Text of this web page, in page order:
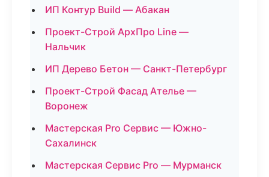
ИП Контур Build — Абакан
Проект-Строй АрхПро Line —
Нальчик
ИП Дерево Бетон — Санкт-Петербург
Проект-Строй Фасад Ателье —
Воронеж
Мастерская Pro Сервис — Южно-
Сахалинск
Мастерская Сервис Pro — Мурманск